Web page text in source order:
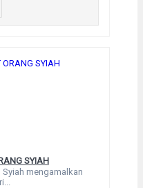
SYIAH
Syiah mengamalkan